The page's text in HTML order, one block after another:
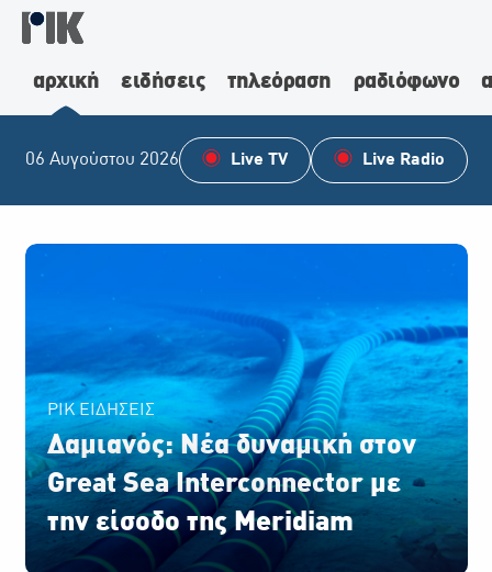
αρχική ειδήσεις τηλεόραση ραδιόφωνο
06 Αυγούστου 2026 Live TV Live Radio
ΡΙΚ ΕΙΔΗΣΕΙΣ
Δαμιανός: Νέα δυναμική στον
Great Sea Interconnector με
την είσοδο της Meridiam